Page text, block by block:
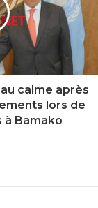
au calme après
lors de
Bamako